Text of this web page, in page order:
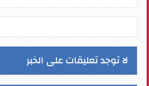
لا توجد تعليقات على الخبر